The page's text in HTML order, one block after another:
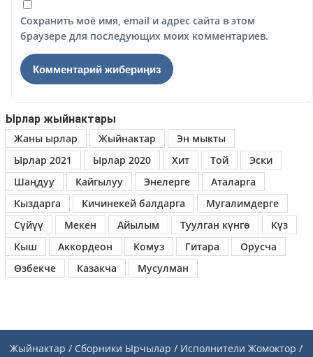
Сохранить моё имя, email и адрес сайта в этом
браузере для последующих моих комментариев.
Ырлар жыйнактары
Жаны ырлар
Жыйнактар
Эн мыкты
Ырлар 2021
Ырлар 2020 Хит Той
Эски
Шаңдуу
Кайгылуу Энелерге
Аталарга
Кыздарга
Кичинекей балдарга
Мугалимдерге
Сүйүү
Мекен Айылым Туулган күнгө
Күз
Кыш
Аккордеон Комуз Гитара
Орусча
Өзбекче
Казакча Мусулман
Жыйнактар / Сборники Ырчылар / Исполнители Жомоктор /